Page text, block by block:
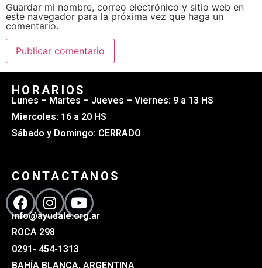
Guardar mi nombre, correo electrónico y sitio web en
este navegador para la próxima vez que haga un
comentario.
HORARIOS
Lunes – Martes – Jueves – Viernes: 9 a 13 HS
Miercoles: 16 a 20 HS
Sábado y Domingo: CERRADO
CONTACTANOS
info@ayudale.org.ar
ROCA 298
0291- 454-1313
BAHÍA BLANCA, ARGENTINA